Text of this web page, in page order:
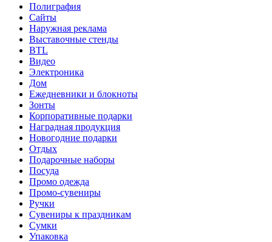
Полиграфия
Сайты
Наружная реклама
Выставочные стенды
BTL
Видео
Электроника
Дом
Ежедневники и блокноты
Зонты
Корпоративные подарки
Наградная продукция
Новогодние подарки
Отдых
Подарочные наборы
Посуда
Промо одежда
Промо-сувениры
Ручки
Сувениры к праздникам
Сумки
Упаковка